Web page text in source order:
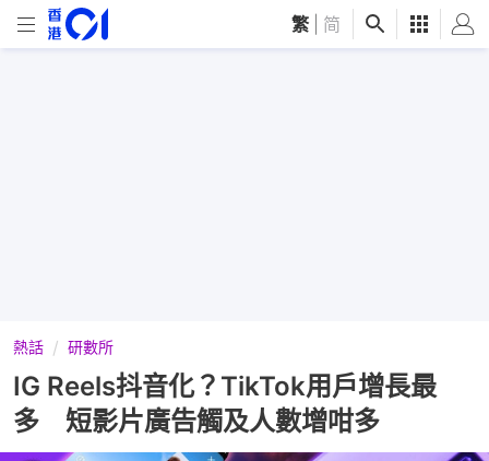
繁 简
熱話 研數所
IG Reels抖音化？TikTok用戶增長最
多 短影片廣告觸及人數增咁多